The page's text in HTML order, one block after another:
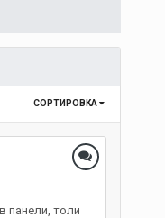
СОРТИРОВКА
панели, толи